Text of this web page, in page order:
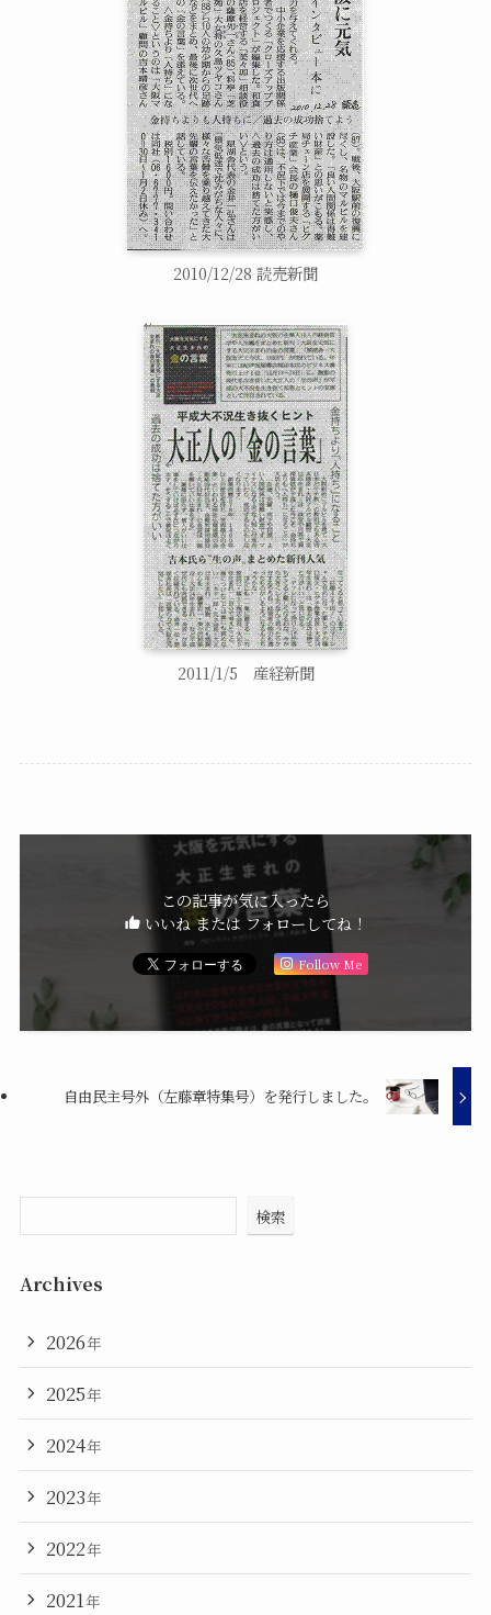
2010/12/28 読売新聞
2011/1/5 産経新聞
この記事が気に入ったら
いいね または フォローしてね！
Follow Me
自由民主号外（左藤章特集号）を発行しました。
検索
Archives
2026年
2025年
2024年
2023年
2022年
2021年